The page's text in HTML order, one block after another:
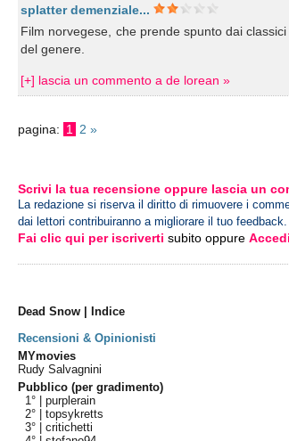
splatter demenziale...
Film norvegese, che prende spunto dai
del genere.
[+] lascia un commento a de lorean »
pagina: 1 2 »
Scrivi la tua recensione oppure lascia un
La redazione si riserva il diritto di rimuovere i
dai lettori contribuiranno a migliorare il tuo feedback.
Fai clic qui per iscriverti subito oppure
Dead Snow | Indice
Recensioni & Opinionisti
MYmovies
Rudy Salvagnini
Pubblico (per gradimento)
1° |purplerain
2° |topsykretts
3° |critichetti